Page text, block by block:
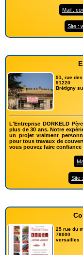
Mail :
Site :
91, rue
91220
Brétigny
L'Entreprise DORKELD
plus de 30 ans. Notre
un projet vraiment
pour tous travaux de
vous pouvez faire confiance
Site
25 rue du
78000
versailles